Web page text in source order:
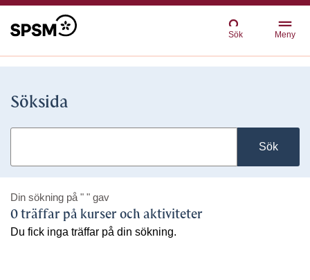
Sök Meny
Söksida
Sök
Din sökning på " " gav
0 träffar på kurser och aktiviteter
Du fick inga träffar på din sökning.